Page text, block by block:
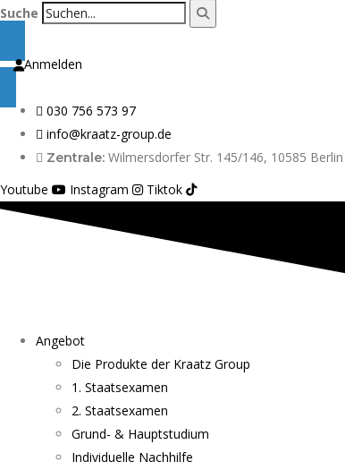
Suche
Anmelden
030 756 573 97
info@kraatz-group.de
Zentrale: Wilmersdorfer Str. 145/146, 10585 Berlin
Youtube
Instagram Tiktok
Angebot
Die Produkte der Kraatz Group
1. Staatsexamen
2. Staatsexamen
Grund- & Hauptstudium
Individuelle Nachhilfe